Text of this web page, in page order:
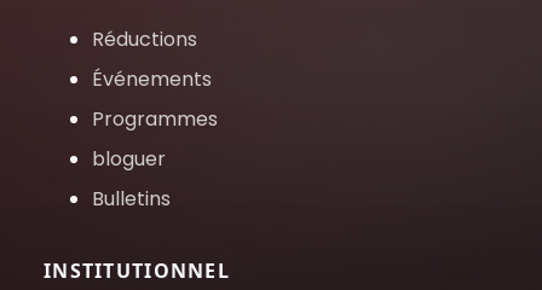
Réductions
Événements
Programmes
bloguer
Bulletins
INSTITUTIONNEL